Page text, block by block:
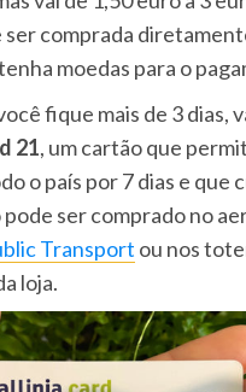
ser comprada
moedas para o
fique mais de 3 dias,
21, um cartão que
o país por 7 dias e que
ser comprado no
Transport ou nos
loja.